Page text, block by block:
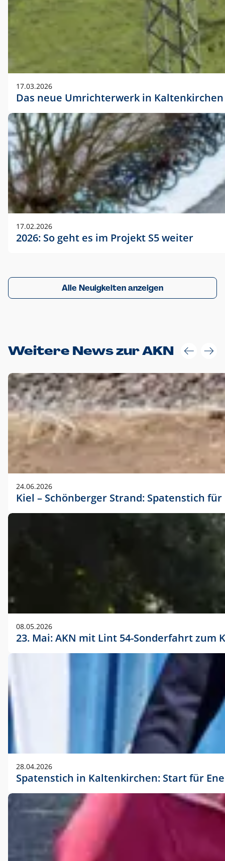
17.03.2026
Das neue Umrichterwerk in Kaltenkirchen
17.02.2026
2026: So geht es im Projekt S5 weiter
Alle Neuigkeiten anzeigen
Weitere News zur AKN
24.06.2026
Kiel – Schönberger Strand: Spatenstich
08.05.2026
23. Mai: AKN mit Lint 54-Sonderfahrt
28.04.2026
Spatenstich in Kaltenkirchen: Start für